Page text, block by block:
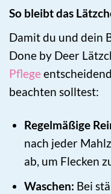
So bleibt das
Damit du und dein
Done by Deer
Pflege
beachten solltest:
Regelmäßige
nach jeder
ab, um Flecken
Waschen: Bei